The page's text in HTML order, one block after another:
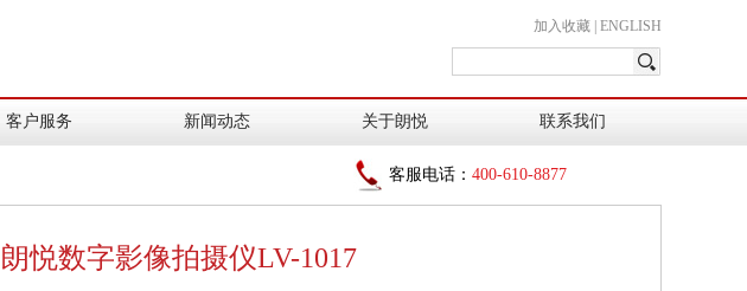
加入收藏 ENGLISH
客户服务 新闻动态 关于朗悦 联系我们
客服电话： 400-610-8877
朗悦数字影像拍摄仪LV-1017